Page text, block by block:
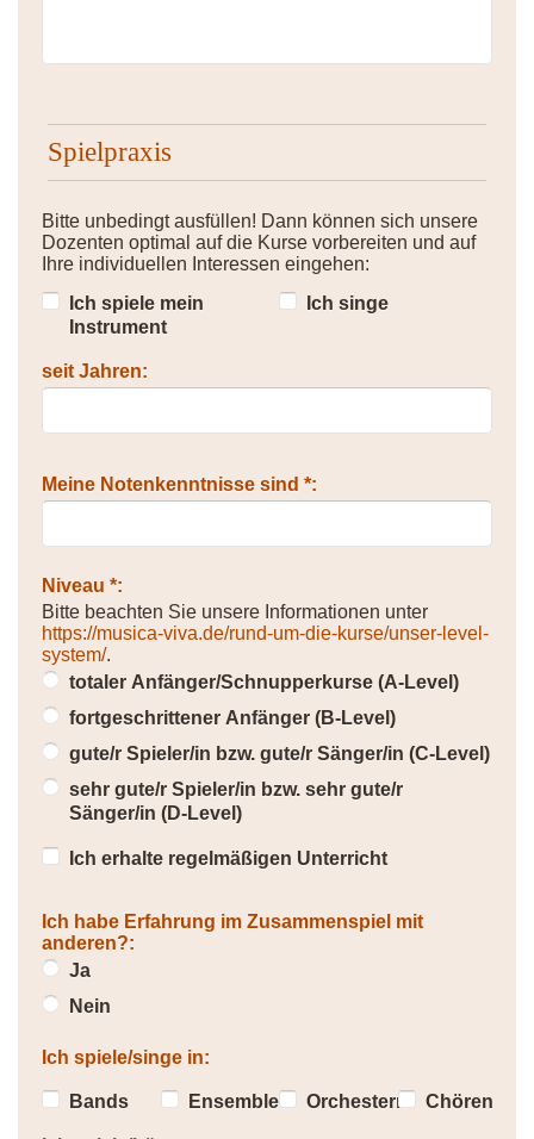
Spielpraxis
Bitte unbedingt ausfüllen! Dann können sich unsere
Dozenten optimal auf die Kurse vorbereiten und auf
Ihre individuellen Interessen eingehen:
Ich spiele mein
Instrument
Ich singe
seit Jahren:
Meine Notenkenntnisse sind *:
Niveau *:
Bitte beachten Sie unsere Informationen unter
https://musica-viva.de/rund-um-die-kurse/unser-level-
system/.
totaler Anfänger/Schnupperkurse (A-Level)
fortgeschrittener Anfänger (B-Level)
gute/r Spieler/in bzw. gute/r Sänger/in (C-Level)
sehr gute/r Spieler/in bzw. sehr gute/r
Sänger/in (D-Level)
Ich erhalte regelmäßigen Unterricht
Ich habe Erfahrung im Zusammenspiel mit
anderen?:
Ja
Nein
Ich spiele/singe in:
Bands Ensembles Orchestern Chören